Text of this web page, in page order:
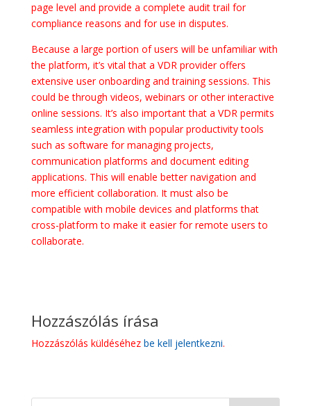
page level and provide a complete audit trail for
compliance reasons and for use in disputes.
Because a large portion of users will be unfamiliar with
the platform, it’s vital that a VDR provider offers
extensive user onboarding and training sessions. This
could be through videos, webinars or other interactive
online sessions. It’s also important that a VDR permits
seamless integration with popular productivity tools
such as software for managing projects,
communication platforms and document editing
applications. This will enable better navigation and
more efficient collaboration. It must also be
compatible with mobile devices and platforms that
cross-platform to make it easier for remote users to
collaborate.
Hozzászólás írása
Hozzászólás küldéséhez be kell jelentkezni.